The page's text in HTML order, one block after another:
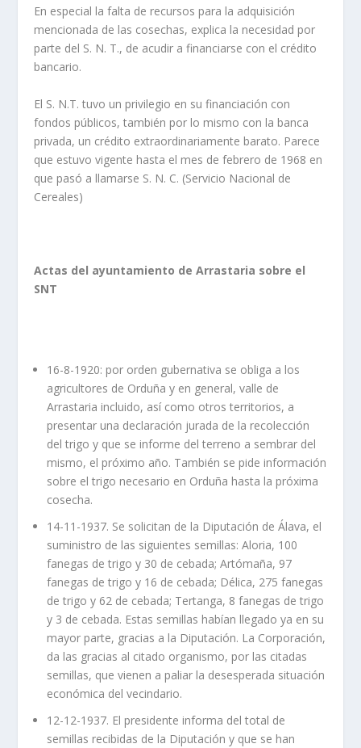
En especial la falta de recursos para la adquisición
mencionada de las cosechas, explica la necesidad por
parte del S. N. T., de acudir a financiarse con el crédito
bancario.
El S. N.T. tuvo un privilegio en su financiación con
fondos públicos, también por lo mismo con la banca
privada, un crédito extraordinariamente barato. Parece
que estuvo vigente hasta el mes de febrero de 1968 en
que pasó a llamarse S. N. C. (Servicio Nacional de
Cereales)
Actas del ayuntamiento de Arrastaria sobre el
SNT
16-8-1920: por orden gubernativa se obliga a los
agricultores de Orduña y en general, valle de
Arrastaria incluido, así como otros territorios, a
presentar una declaración jurada de la recolección
del trigo y que se informe del terreno a sembrar del
mismo, el próximo año. También se pide información
sobre el trigo necesario en Orduña hasta la próxima
cosecha.
14-11-1937. Se solicitan de la Diputación de Álava, el
suministro de las siguientes semillas: Aloria, 100
fanegas de trigo y 30 de cebada; Artómaña, 97
fanegas de trigo y 16 de cebada; Délica, 275 fanegas
de trigo y 62 de cebada; Tertanga, 8 fanegas de trigo
y 3 de cebada. Estas semillas habían llegado ya en su
mayor parte, gracias a la Diputación. La Corporación,
da las gracias al citado organismo, por las citadas
semillas, que vienen a paliar la desesperada situación
económica del vecindario.
12-12-1937. El presidente informa del total de
semillas recibidas de la Diputación y que se han